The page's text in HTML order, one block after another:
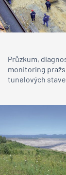
Průzkum,
monitoring
tunelových